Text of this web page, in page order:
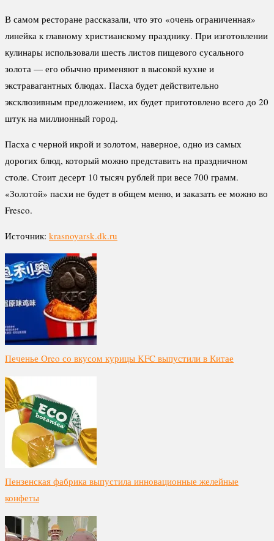
В самом ресторане рассказали, что это «очень ограниченная»
линейка к главному христианскому празднику. При изготовлении
кулинары использовали шесть листов пищевого сусального
золота — его обычно применяют в высокой кухне и
экстравагантных блюдах. Пасха будет действительно
эксклюзивным предложением, их будет приготовлено всего до 20
штук на миллионный город.
Пасха с черной икрой и золотом, наверное, одно из самых
дорогих блюд, который можно представить на праздничном
столе. Стоит десерт 10 тысяч рублей при весе 700 грамм.
«Золотой» пасхи не будет в общем меню, и заказать ее можно во
Fresco.
Источник: krasnoyarsk.dk.ru
Печенье Oreo со вкусом курицы KFC выпустили в Китае
Пензенская фабрика выпустила инновационные желейные
конфеты